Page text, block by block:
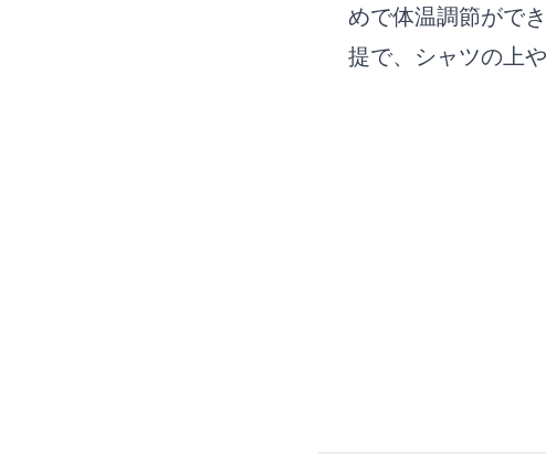
めで体温調節がで
提で、シャツの上